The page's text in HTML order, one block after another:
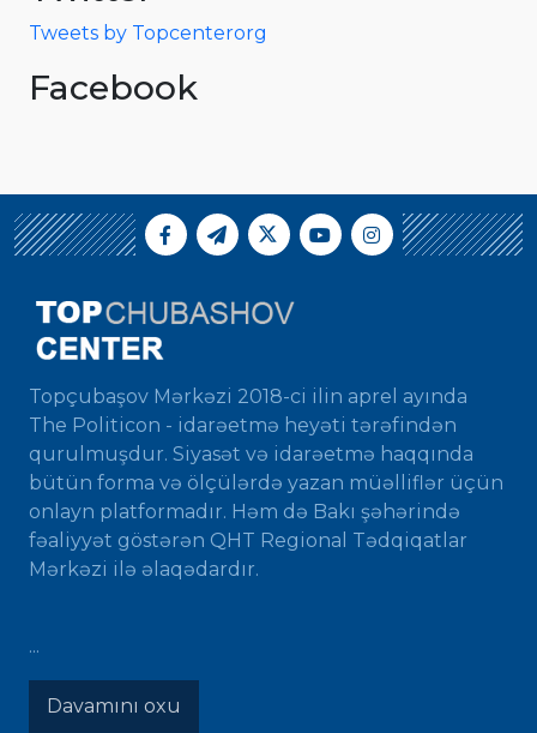
Tweets by Topcenterorg
Facebook
Topçubaşov Mərkəzi 2018-ci ilin aprel ayında
The Politicon - idarəetmə heyəti tərəfindən
qurulmuşdur. Siyasət və idarəetmə haqqında
bütün forma və ölçülərdə yazan müəlliflər üçün
onlayn platformadır. Həm də Bakı şəhərində
fəaliyyət göstərən QHT Regional Tədqiqatlar
Mərkəzi ilə əlaqədardır.
...
Davamını oxu